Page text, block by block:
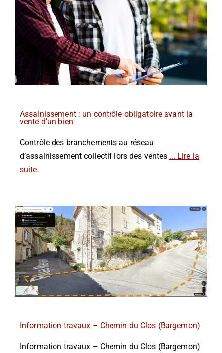
Assainissement : un contrôle obligatoire avant la
vente d’un bien
Contrôle des branchements au réseau
d’assainissement collectif lors des ventes ... Lire la
suite.
Information travaux – Chemin du Clos (Bargemon)
Information travaux – Chemin du Clos (Bargemon)